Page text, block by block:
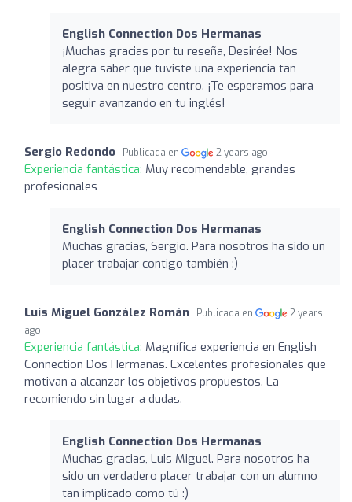
English Connection Dos Hermanas
¡Muchas gracias por tu reseña, Desirée! Nos
alegra saber que tuviste una experiencia tan
positiva en nuestro centro. ¡Te esperamos para
seguir avanzando en tu inglés!
Sergio Redondo Publicada en 2 years ago
Experiencia fantástica: Muy recomendable, grandes
profesionales
English Connection Dos Hermanas
Muchas gracias, Sergio. Para nosotros ha sido un
placer trabajar contigo también :)
Luis Miguel González Román Publicada en
2 years
ago
Experiencia fantástica: Magnífica experiencia en English
Connection Dos Hermanas. Excelentes profesionales que
motivan a alcanzar los objetivos propuestos. La
recomiendo sin lugar a dudas.
English Connection Dos Hermanas
Muchas gracias, Luis Miguel. Para nosotros ha
sido un verdadero placer trabajar con un alumno
tan implicado como tú :)